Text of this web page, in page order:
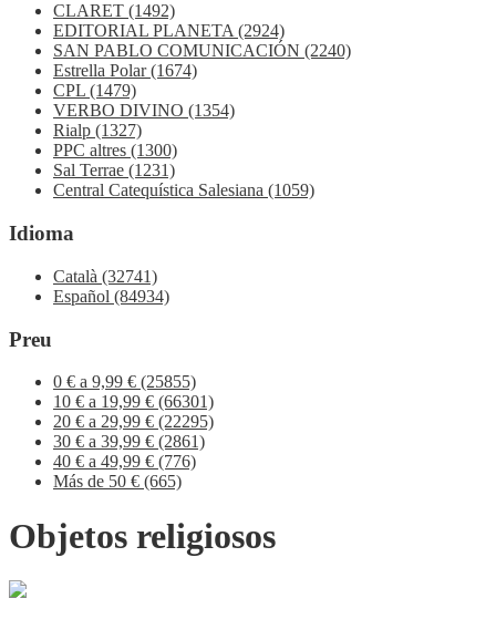
CLARET (1492)
EDITORIAL PLANETA(2924)
SAN PABLO COMUNICACIÓN (2240)
Estrella Polar(1674)
CPL (1479)
VERBO DIVINO (1354)
Rialp (1327)
PPC altres (1300)
Sal Terrae (1231)
Central Catequística Salesiana (1059)
Idioma
Català (32741)
Español (84934)
Preu
0 € a 9,99 € (25855)
10 € a 19,99 € (66301)
20 € a 29,99 € (22295)
30 € a 39,99 € (2861)
40 € a 49,99 € (776)
Más de 50 € (665)
Objetos religiosos